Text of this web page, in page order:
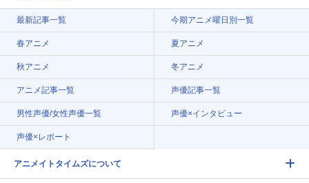
最新記事一覧 今期アニメ曜日別一覧
春アニメ 夏アニメ
秋アニメ 冬アニメ
アニメ記事一覧 声優記事一覧
男性声優/女性声優一覧 声優×インタビュー
声優×レポート
アニメイトタイムズについて